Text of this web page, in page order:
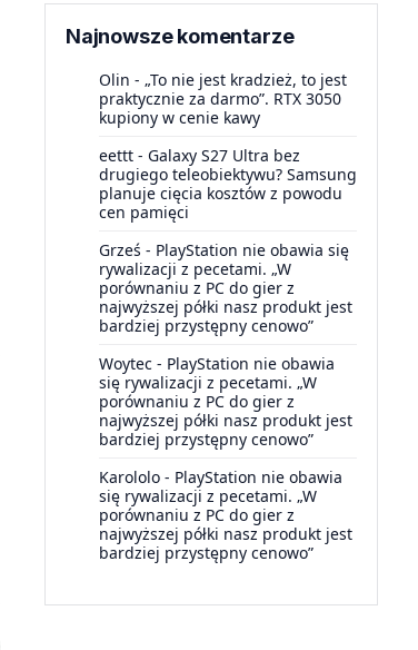
Najnowsze komentarze
Olin - „To nie jest kradzież, to jest
praktycznie za darmo”. RTX 3050
kupiony w cenie kawy
eettt - Galaxy S27 Ultra bez
drugiego teleobiektywu? Samsung
planuje cięcia kosztów z powodu
cen pamięci
Grześ - PlayStation nie obawia się
rywalizacji z pecetami. „W
porównaniu z PC do gier z
najwyższej półki nasz produkt jest
bardziej przystępny cenowo”
Woytec - PlayStation nie obawia
się rywalizacji z pecetami. „W
porównaniu z PC do gier z
najwyższej półki nasz produkt jest
bardziej przystępny cenowo”
Karololo - PlayStation nie obawia
się rywalizacji z pecetami. „W
porównaniu z PC do gier z
najwyższej półki nasz produkt jest
bardziej przystępny cenowo”